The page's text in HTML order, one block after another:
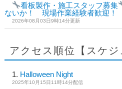
看板製作・施工スタッフ募集
ないか！ 現場作業経験者歓迎！
2026年08月03日9時14分更新
アクセス順位【スケジ
Halloween Night
2025年10月15日11時14分配信